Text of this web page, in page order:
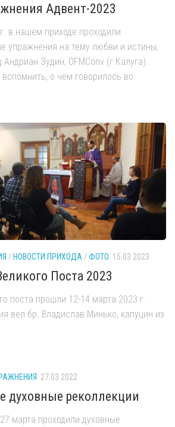
Адвент-2023
в нашем приходе проходили
упражнения на тему любви и истины,
Зудин, OFMConv (г.Калуга).
о чем говорилось во
/НОВОСТИ ПРИХОДА /ФОТО 15.03.2023
Поста 2023
поста прошли 12-14 марта 2023 г.
вел бр. Владислав Минько, капуцин из
27.03.2022
духовные реколлекции
марта проходили духовные